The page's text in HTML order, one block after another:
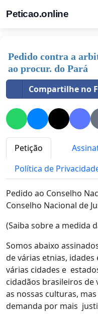
Peticao.online
Pedido contra a
ao procur. do Pará
Compartilhe no
Petição
Política de
Pedido ao Conselho
Conselho Nacional de
(Saiba sobre a medida
Somos abaixo
de várias etnias, idades
várias cidades e
cidadãos brasileiros de
as nossas culturas,
demanda por mais